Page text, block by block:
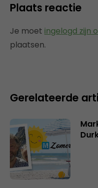
Plaats reactie
Je moet ingelogd zijn
plaatsen.
Gerelateerde